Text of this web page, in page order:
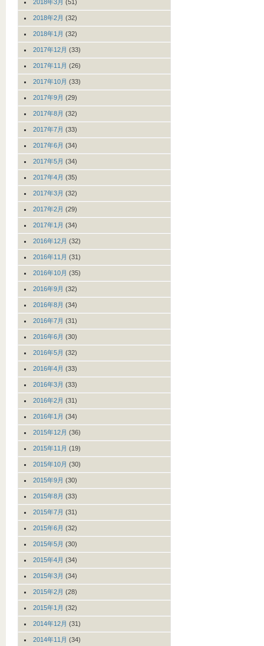
2018年3月 (51)
2018年2月 (32)
2018年1月 (32)
2017年12月 (33)
2017年11月 (26)
2017年10月 (33)
2017年9月 (29)
2017年8月 (32)
2017年7月 (33)
2017年6月 (34)
2017年5月 (34)
2017年4月 (35)
2017年3月 (32)
2017年2月 (29)
2017年1月 (34)
2016年12月 (32)
2016年11月 (31)
2016年10月 (35)
2016年9月 (32)
2016年8月 (34)
2016年7月 (31)
2016年6月 (30)
2016年5月 (32)
2016年4月 (33)
2016年3月 (33)
2016年2月 (31)
2016年1月 (34)
2015年12月 (36)
2015年11月 (19)
2015年10月 (30)
2015年9月 (30)
2015年8月 (33)
2015年7月 (31)
2015年6月 (32)
2015年5月 (30)
2015年4月 (34)
2015年3月 (34)
2015年2月 (28)
2015年1月 (32)
2014年12月 (31)
2014年11月 (34)